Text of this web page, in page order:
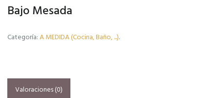
Bajo Mesada
Categoría:A MEDIDA (Cocina, Baño, ...).
Valoraciones (0)